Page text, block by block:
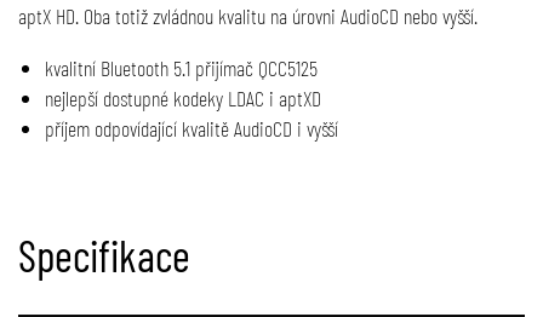
aptX HD. Oba totiž zvládnou kvalitu na úrovni AudioCD nebo vyšší.
kvalitní Bluetooth 5.1 přijímač QCC5125
nejlepší dostupné kodeky LDAC i aptXD
příjem odpovídající kvalitě AudioCD i vyšší
Specifikace